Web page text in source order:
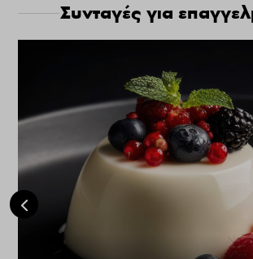
Συνταγές για